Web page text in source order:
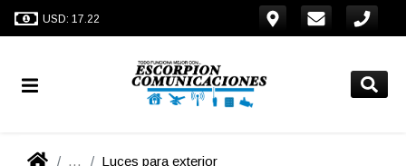
USD: 17.22
... Luces para exterior